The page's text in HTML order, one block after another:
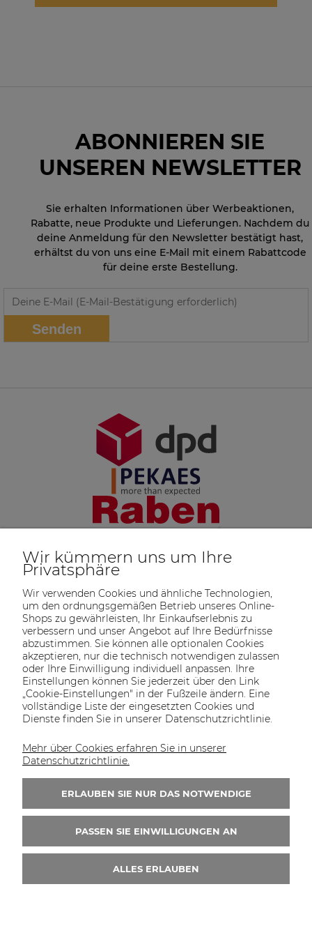
ABONNIEREN SIE
UNSEREN NEWSLETTER
Sie erhalten Informationen über Werbeaktionen,
Rabatte, neue Produkte und Lieferungen. Nachdem du
deine Anmeldung für den Newsletter bestätigt hast,
erhältst du von uns eine E-Mail mit einem Rabattcode
für deine erste Bestellung.
Senden
SOLTECH
SHOP
ANGEBOT INFORMATIONEN
KONTAKT
KONTAKT UNS
16:00 Uhr erreichbar.
+49 30 46690082
Wir kümmern uns um Ihre
Privatsphäre
Wir verwenden Cookies und ähnliche Technologien,
um den ordnungsgemäßen Betrieb unseres Online-
Shops zu gewährleisten, Ihr Einkaufserlebnis zu
verbessern und unser Angebot auf Ihre Bedürfnisse
abzustimmen. Sie können alle optionalen Cookies
akzeptieren, nur die technisch notwendigen zulassen
oder Ihre Einwilligung individuell anpassen. Ihre
Einstellungen können Sie jederzeit über den Link
„Cookie-Einstellungen" in der Fußzeile ändern. Eine
vollständige Liste der eingesetzten Cookies und
Dienste finden Sie in unserer Datenschutzrichtlinie.
Mehr über Cookies erfahren Sie in unserer
Datenschutzrichtlinie.
ERLAUBEN SIE NUR DAS NOTWENDIGE
PASSEN SIE EINWILLIGUNGEN AN
ALLES ERLAUBEN